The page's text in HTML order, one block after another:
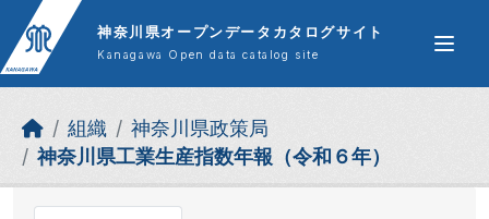
Skip to main content
神奈川県オープンデータカタログサイト
Kanagawa Open data catalog site
組織
神奈川県政策局
神奈川県工業生産指数年報（令和６年）